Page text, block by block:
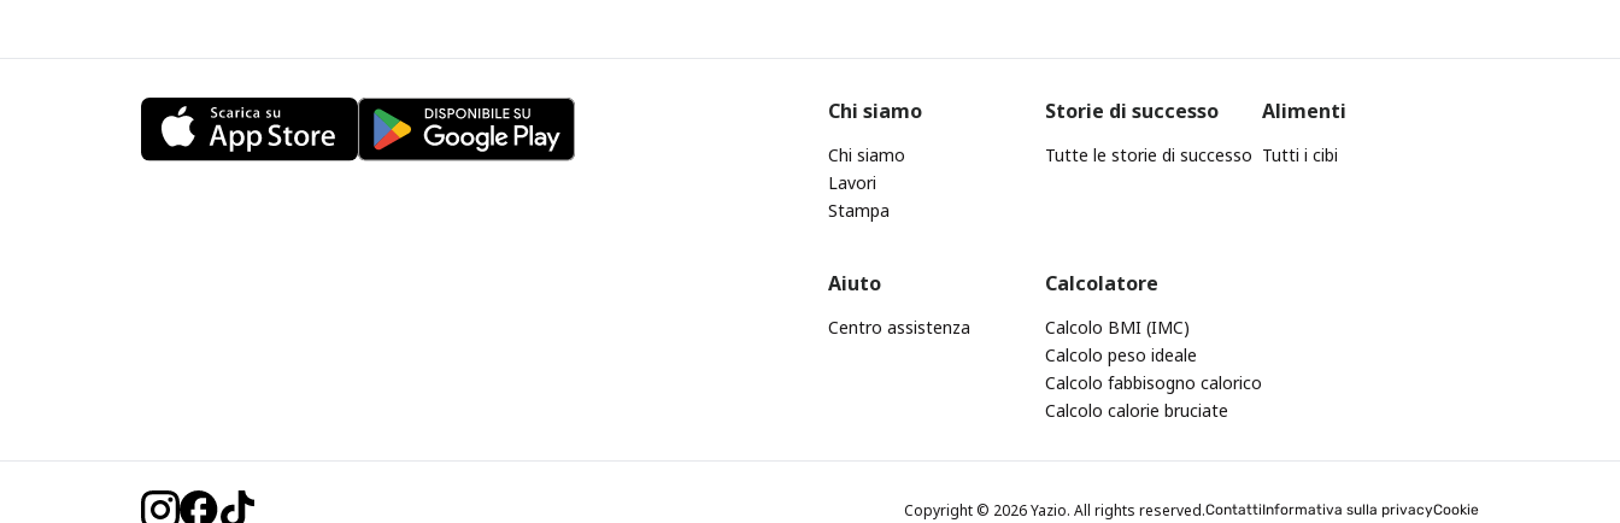
Chi siamo
Chi siamo
Lavori
Stampa
Storie di successo
Tutte le storie di successo
Alimenti
Tutti i cibi
Aiuto
Centro assistenza
Calcolatore
Calcolo BMI (IMC)
Calcolo peso ideale
Calcolo fabbisogno calorico
Calcolo calorie bruciate
Copyright © 2026 Yazio. All rights reserved.ContattiInformativa sulla privacyCookie